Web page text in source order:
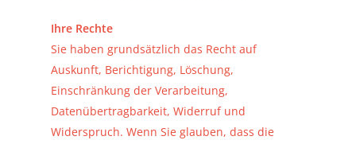
Ihre Rechte
Sie haben grundsätzlich das Recht auf
Auskunft, Berichtigung, Löschung,
Einschränkung der Verarbeitung,
Datenübertragbarkeit, Widerruf und
Widerspruch. Wenn Sie glauben, dass die